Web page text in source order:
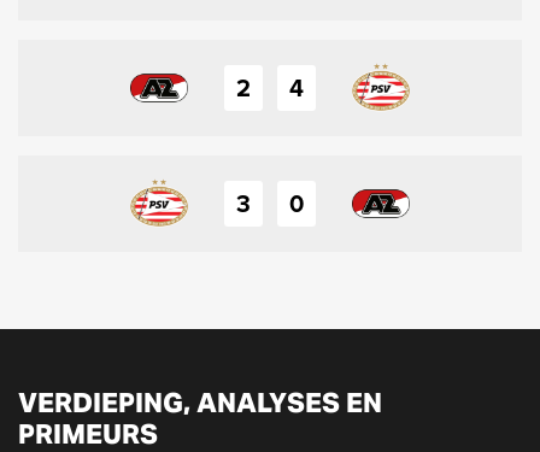
2 4
3 0
VERDIEPING, ANALYSES EN
PRIMEURS